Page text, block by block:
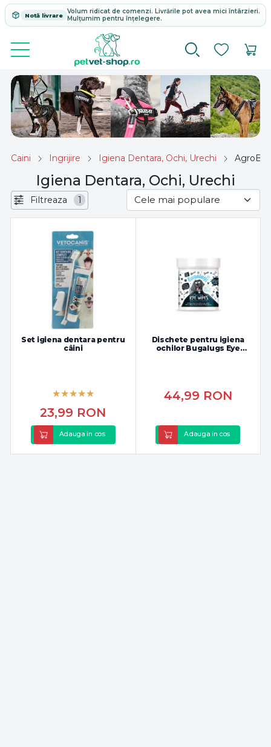
Notă livrare
Volum ridicat de comenzi. Livrările pot avea mici întârzieri.
Mulțumim pentru înțelegere.
Caini Ingrijire Igiena Dentara, Ochi, Urechi
Igiena Dentara, Ochi, Urechi
Filtreaza 1
Set igiena dentara pentru
câini
23,99 RON
Adauga in cos
Dischete pentru igiena
ochilor Bugalugs Eye
44,99 RON
Adauga in cos